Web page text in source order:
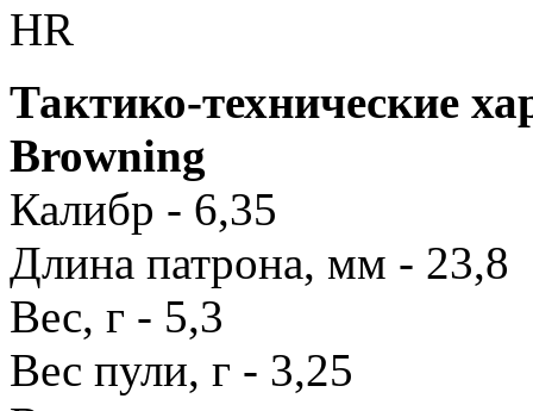
Тактико-технические
Browning
Калибр - 6,35
Длина патрона, мм - 23,8
Вес, г - 5,3
Вес пули, г - 3,25